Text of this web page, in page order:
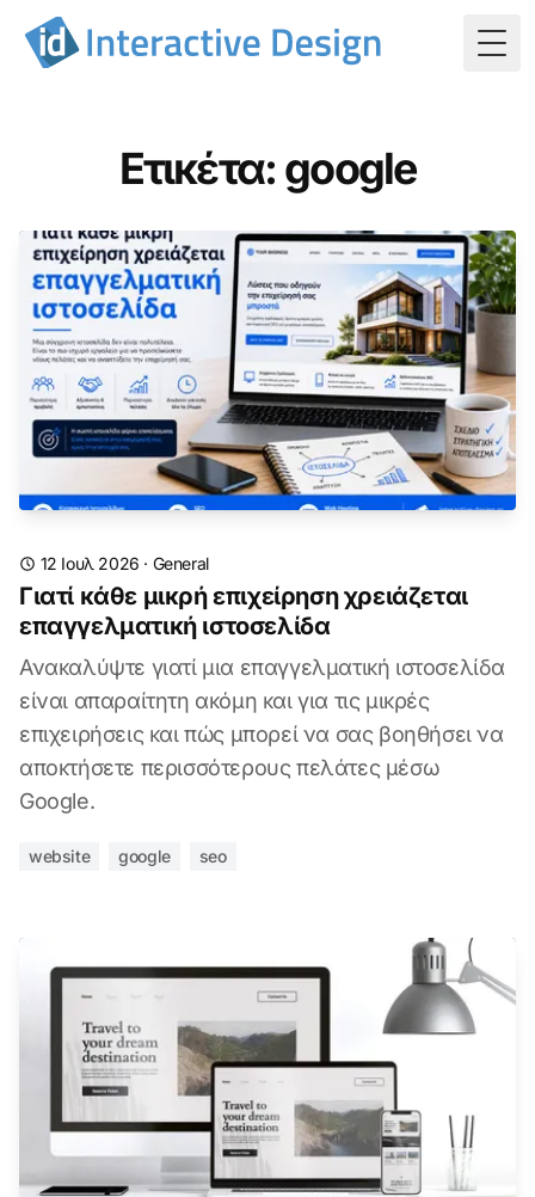
Ετικέτα: google
12 Ιουλ 2026 · General
Γιατί κάθε μικρή επιχείρηση χρειάζεται
επαγγελματική ιστοσελίδα
Ανακαλύψτε γιατί μια επαγγελματική ιστοσελίδα
είναι απαραίτητη ακόμη και για τις μικρές
επιχειρήσεις και πώς μπορεί να σας βοηθήσει να
αποκτήσετε περισσότερους πελάτες μέσω
Google.
website google seo